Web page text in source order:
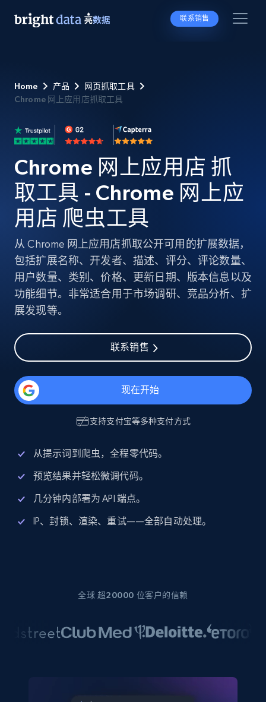
联系销售
Home 产品
网页抓取工具
Chrome 网上应用店抓取工具
Chrome 网上应用店 抓
取工具 - Chrome 网上应
用店 爬虫工具
从 Chrome 网上应用店抓取公开可用的扩展数据，
包括扩展名称、开发者、描述、评分、评论数量、
用户数量、类别、价格、更新日期、版本信息以及
功能细节。非常适合用于市场调研、竞品分析、扩
展发现等。
联系销售
现在开始
支持支付宝等多种支付方式
从提示词到爬虫，全程零代码。
预览结果并轻松微调代码。
几分钟内部署为 API 端点。
IP、封锁、渲染、重试——全部自动处理。
全球 超20000 位客户的信赖